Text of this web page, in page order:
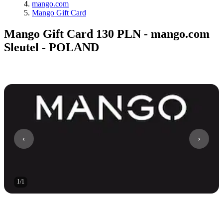
mango.com
Mango Gift Card
Mango Gift Card 130 PLN - mango.com
Sleutel - POLAND
1/1